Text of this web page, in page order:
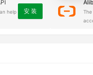
help
安 装